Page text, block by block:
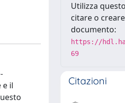
e il
Utilizza
citare o
documento:
https://
69
Citazioni